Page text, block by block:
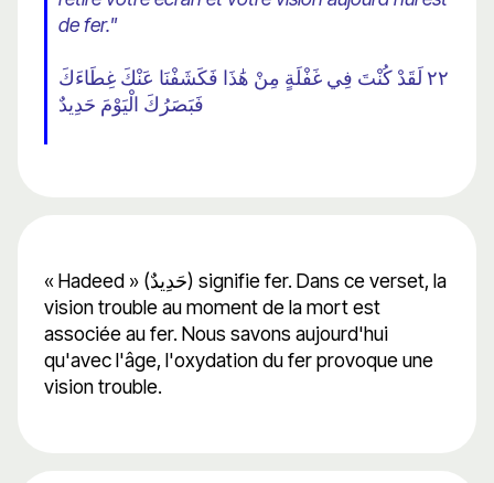
de fer."
٢٢ لَقَدْ كُنْتَ فِي غَفْلَةٍ مِنْ هَٰذَا فَكَشَفْنَا عَنْكَ غِطَاءَكَ
فَبَصَرُكَ الْيَوْمَ حَدِيدٌ
« Hadeed » (حَدِيدٌ) signifie fer. Dans ce verset, la
vision trouble au moment de la mort est
associée au fer. Nous savons aujourd'hui
qu'avec l'âge, l'oxydation du fer provoque une
vision trouble.